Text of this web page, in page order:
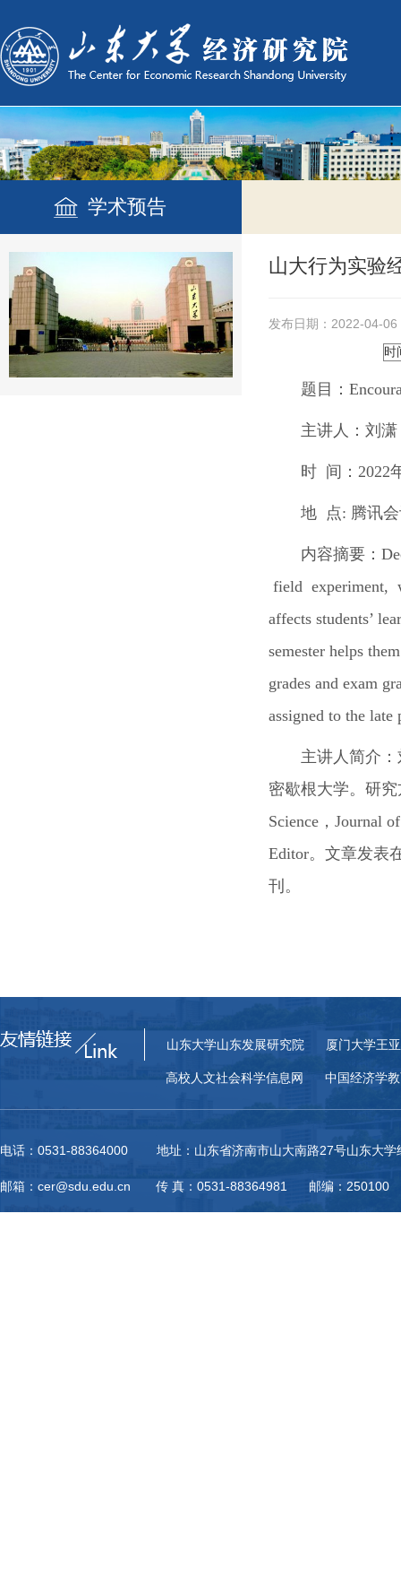
学术预告
山大行为实验
发布日期：2022-04-06
时
题目：
主讲人：刘
时 间：2022
地 点: 腾讯会
内容摘要：
field experiment,
affects students’
semester helps
grades and exam
assigned to the
主讲人简介
密歇根大学。研
Science，Journal
Editor。文章发表
刊。
山东大学山东发展研究院 厦门大学王
高校人文社会科学信息网 中国经济学
电话：0531-88364000 地址：山东省济南市山大南路27号山东大学
邮箱：cer@sdu.edu.cn 传 真：0531-88364981 邮编：250100